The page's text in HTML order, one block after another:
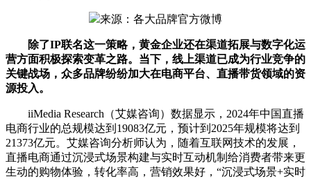
来源：各大品牌官方微博
除了IP联名这一策略，黄金企业还在渠道拓展与数字化运
营方面积极探索变革之路。当下，线上渠道已成为行业竞争的
关键战场，众多品牌纷纷加大在电商平台、直播带货领域的资
源投入。
iiMedia Research（艾媒咨询）数据显示，2024年中国直播
电商行业的总规模达到19083亿元，预计到2025年规模将达到
21373亿元。艾媒咨询分析师认为，随着互联网技术的发展，
直播电商通过沉浸式场景构建与实时互动机制给消费者带来更
生动的购物体验，转化率高，营销效果好，“沉浸式场景+实时